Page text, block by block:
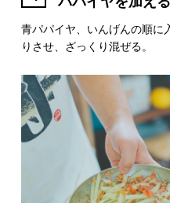
青パパイヤ、いんげんの順に
りさせ、ざっくり混ぜる。